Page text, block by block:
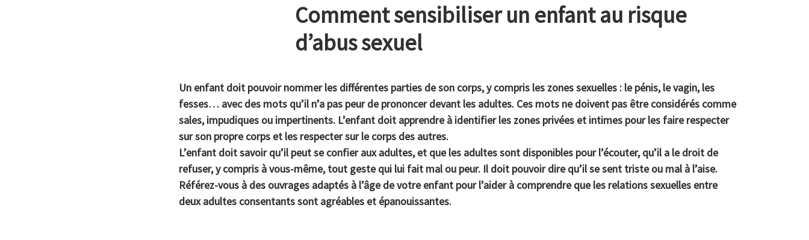
Comment sensibiliser un enfant au risque
d’abus sexuel
Un enfant doit pouvoir nommer les différentes parties de son corps, y compris les zones sexuelles : le pénis, le vagin, les
fesses… avec des mots qu’il n’a pas peur de prononcer devant les adultes. Ces mots ne doivent pas être considérés comme
sales, impudiques ou impertinents. L’enfant doit apprendre à identifier les zones privées et intimes pour les faire respecter
sur son propre corps et les respecter sur le corps des autres.
L’enfant doit savoir qu’il peut se confier aux adultes, et que les adultes sont disponibles pour l’écouter, qu’il a le droit de
refuser, y compris à vous-même, tout geste qui lui fait mal ou peur. Il doit pouvoir dire qu’il se sent triste ou mal à l’aise.
Référez-vous à des ouvrages adaptés à l’âge de votre enfant pour l’aider à comprendre que les relations sexuelles entre
deux adultes consentants sont agréables et épanouissantes.